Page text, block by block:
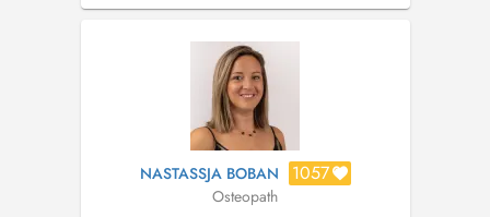
Luxembourg Prix de la consultation : 95 euros -
100 euros à compter du 1er Juin 2026 2018-
NASTASSJA BOBAN 1057
Osteopath